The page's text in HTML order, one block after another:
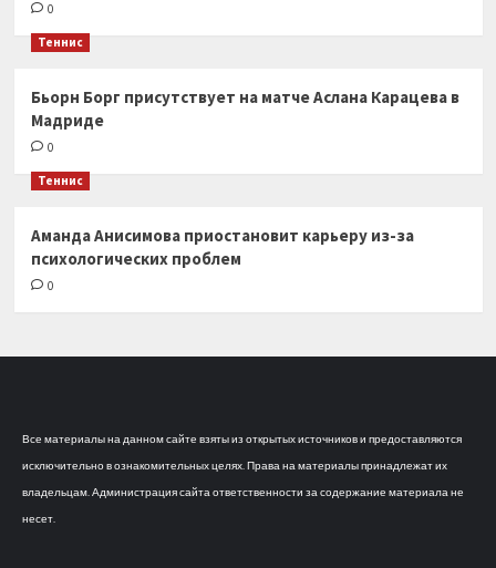
0
Теннис
Бьорн Борг присутствует на матче Аслана Карацева в
Мадриде
0
Теннис
Аманда Анисимова приостановит карьеру из-за
психологических проблем
0
Все материалы на данном сайте взяты из открытых источников и предоставляются
исключительно в ознакомительных целях. Права на материалы принадлежат их
владельцам. Администрация сайта ответственности за содержание материала не
несет.